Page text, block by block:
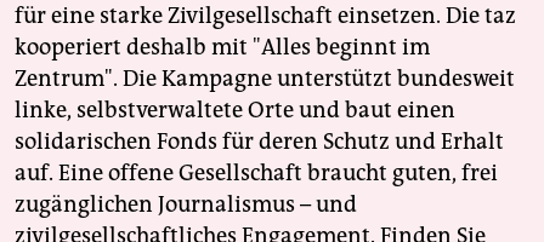
für eine starke Zivilgesellschaft einsetzen. Die taz
kooperiert deshalb mit "Alles beginnt im
Zentrum". Die Kampagne unterstützt bundesweit
linke, selbstverwaltete Orte und baut einen
solidarischen Fonds für deren Schutz und Erhalt
auf. Eine offene Gesellschaft braucht guten, frei
zugänglichen Journalismus – und
zivilgesellschaftliches Engagement. Finden Sie